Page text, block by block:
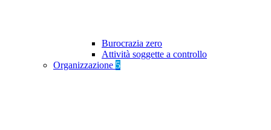
Burocrazia zero
Attività soggette a controllo
Organizzazione 5